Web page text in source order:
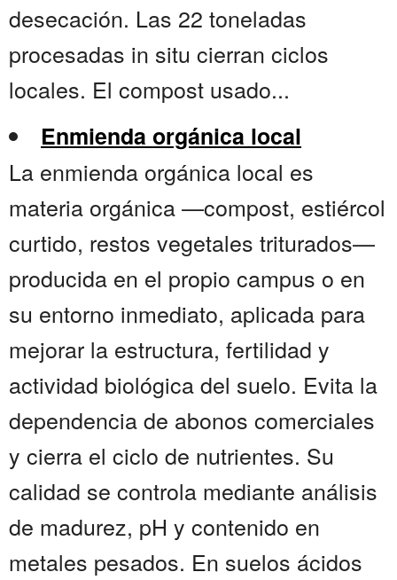
desecación. Las 22 toneladas
procesadas in situ cierran ciclos
locales. El compost usado...
Enmienda orgánica local
La enmienda orgánica local es
materia orgánica —compost, estiércol
curtido, restos vegetales triturados—
producida en el propio campus o en
su entorno inmediato, aplicada para
mejorar la estructura, fertilidad y
actividad biológica del suelo. Evita la
dependencia de abonos comerciales
y cierra el ciclo de nutrientes. Su
calidad se controla mediante análisis
de madurez, pH y contenido en
metales pesados. En suelos ácidos